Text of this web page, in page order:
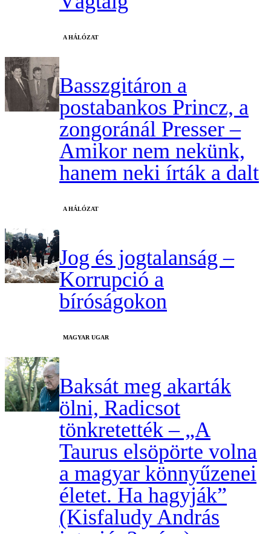
A HÁLÓZAT
Basszgitáron a
postabankos Princz, a
zongoránál Presser –
Amikor nem nekünk,
hanem neki írták a dalt
A HÁLÓZAT
Jog és jogtalanság –
Korrupció a
bíróságokon
MAGYAR UGAR
Baksát meg akarták
ölni, Radicsot
tönkretették – „A
Taurus elsöpörte volna
a magyar könnyűzenei
életet. Ha hagyják”
(Kisfaludy András